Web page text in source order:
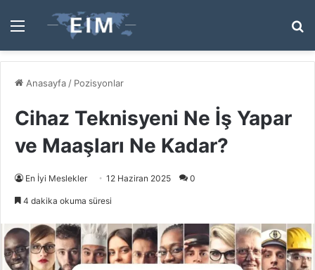
Menü
...
Anasayfa / Pozisyonlar
Cihaz Teknisyeni Ne İş Yapar
ve Maaşları Ne Kadar?
En İyi Meslekler 12 Haziran 2025 0
4 dakika okuma süresi